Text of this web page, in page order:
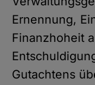
Ernennung,
Finanzhoheit
Gutachtens